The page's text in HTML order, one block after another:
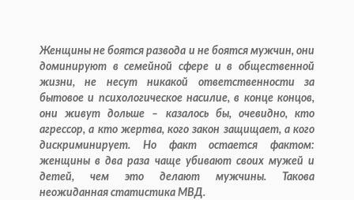
Женщины не боятся развода и не боятся мужчин, они
доминируют в семейной сфере и в общественной
жизни, не несут никакой ответственности за
бытовое и психологическое насилие, в конце концов,
они живут дольше – казалось бы, очевидно, кто
агрессор, а кто жертва, кого закон защищает, а кого
дискриминирует. Но факт остается фактом:
женщины в два раза чаще убивают своих мужей и
детей, чем это делают мужчины. Такова
неожиданная статистика МВД.